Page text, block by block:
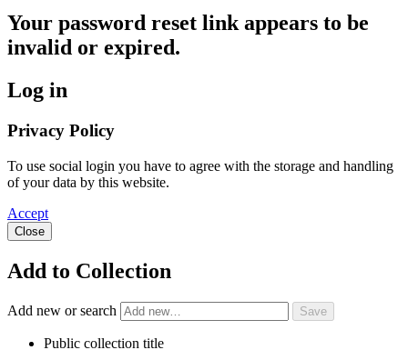
Your password reset link appears to be
invalid or expired.
Log in
Privacy Policy
To use social login you have to agree with the storage and handling
of your data by this website.
Accept
Close
Add to Collection
Add new or search
Public collection title